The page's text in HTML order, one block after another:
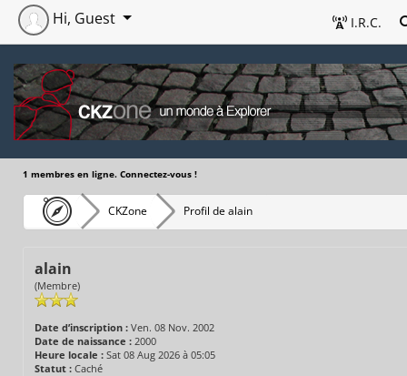
I.R.C.
Hi, Guest
1 membres en ligne. Connectez-vous !
CKZone Profil de alain
alain
(Membre)
Date d’inscription : Ven. 08 Nov. 2002
Date de naissance : 2000
Heure locale : Sat 08 Aug 2026 à 05:05
Statut : Caché